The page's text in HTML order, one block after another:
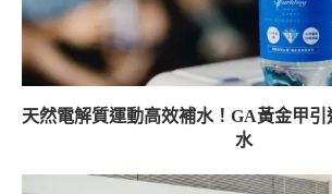
天然電解質運動高效補水！GA黃金甲引
水